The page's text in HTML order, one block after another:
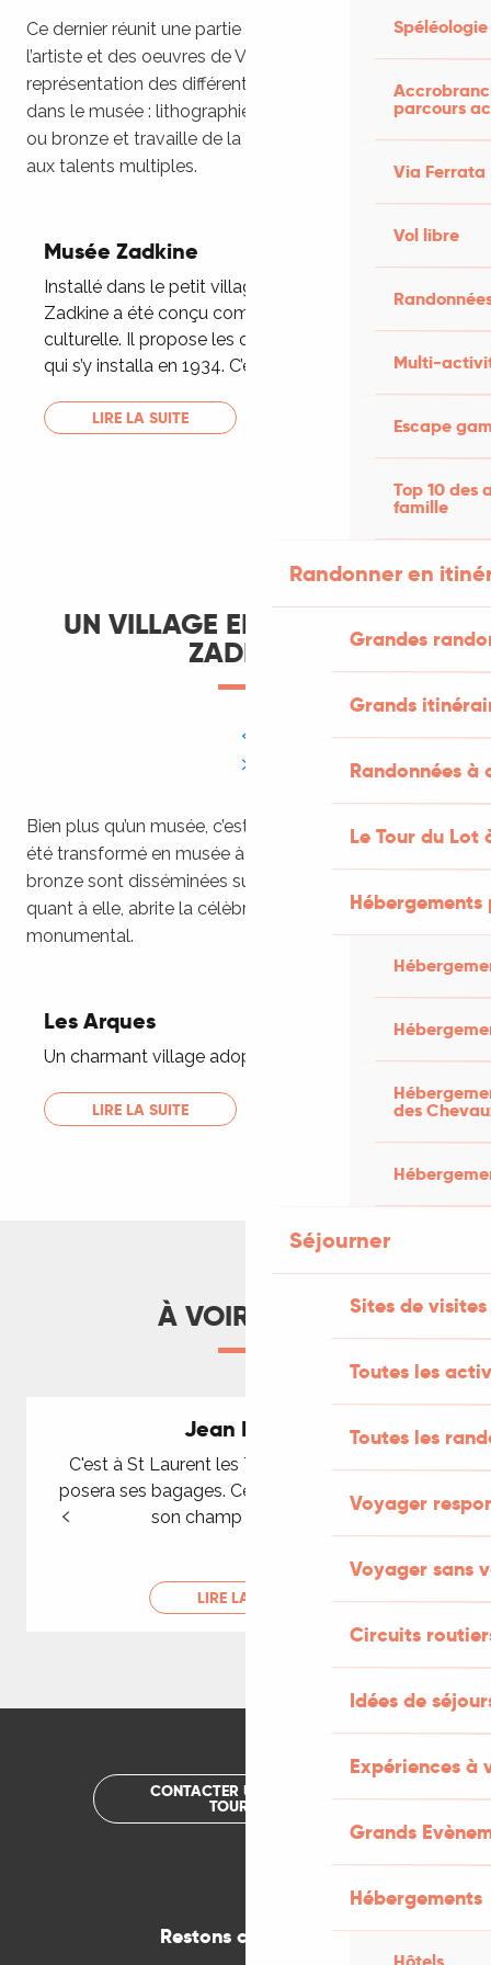
Spéléologie
parcours
Via Ferrata
Vol libre
Multi-
Escape
Top 10 des
famille
Randonner en
Grandes
Grands
Randonnées
Le Tour du Lot
des
Séjourner
Sites de visites
Toutes les
Toutes les
Voyager
Voyager sans
Circuits
Idées de
Expériences à
Grands
Hébergements
Ce dernier réunit une partie des oeuvres majeures de
l’artiste et des oeuvres de Valentine Prax. Il y a une
représentation des différents savoirs-faire de Zadkine
dans le musée : lithographie, sculpture de pierre, bois
ou bronze et travaille de la terre également. Un artiste
aux talents multiples.
Musée Zadkine
Installé dans le petit village des Arques, le musée
Zadkine a été conçu comme un centre de vie
culturelle. Il propose les œuvres d’Ossip Zadkine
qui s’y installa en 1934. C’est...
LIRE LA SUITE
UN VILLAGE ENTIER DÉDIÉ À
ZADKINE
Bien plus qu’un musée, c’est le village tout entier qui a
été transformé en musée à ciel ouvert : des œuvres en
bronze sont disséminées sur la place, l’église romane
quant à elle, abrite la célèbre Piéta et un christ
monumental.
Les Arques
Un charmant village adopté par Ossip Zadkine
LIRE LA SUITE
À VOIR AUSSI
Jean Lurçat
C'est à St Laurent les Tours que Jean Lurçat
posera ses bagages. Ce lieu deviendra pour lui
son champ de création.
LIRE LA SUITE
CONTACTER UN OFFICE DE
TOURISME
Restons connectés